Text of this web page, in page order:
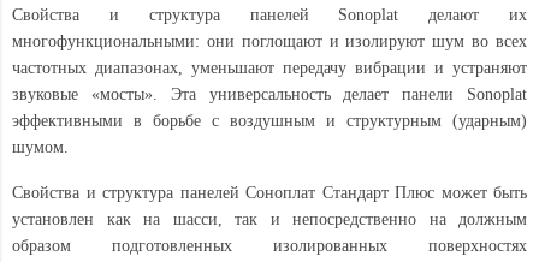
Свойства и структура панелей Sonoplat делают их
многофункциональными: они поглощают и изолируют шум во всех
частотных диапазонах, уменьшают передачу вибрации и устраняют
звуковые «мосты». Эта универсальность делает панели Sonoplat
эффективными в борьбе с воздушным и структурным (ударным)
шумом.
Свойства и структура панелей Соноплат Стандарт Плюс может быть
установлен как на шасси, так и непосредственно на должным
образом подготовленных изолированных поверхностях